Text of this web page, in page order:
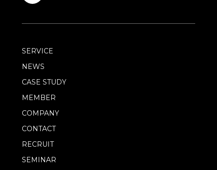
SERVICE
NEWS
CASE STUDY
MEMBER
COMPANY
CONTACT
RECRUIT
SEMINAR